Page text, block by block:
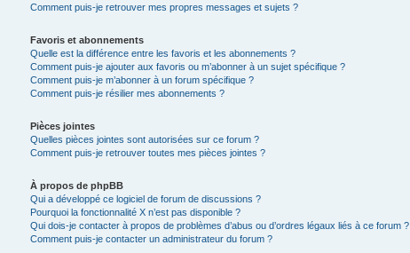
Comment puis-je retrouver mes propres messages et sujets ?
Favoris et abonnements
Quelle est la différence entre les favoris et les abonnements ?
Comment puis-je ajouter aux favoris ou m’abonner à un sujet spécifique ?
Comment puis-je m’abonner à un forum spécifique ?
Comment puis-je résilier mes abonnements ?
Pièces jointes
Quelles pièces jointes sont autorisées sur ce forum ?
Comment puis-je retrouver toutes mes pièces jointes ?
À propos de phpBB
Qui a développé ce logiciel de forum de discussions ?
Pourquoi la fonctionnalité X n’est pas disponible ?
Qui dois-je contacter à propos de problèmes d’abus ou d’ordres légaux liés à ce forum ?
Comment puis-je contacter un administrateur du forum ?